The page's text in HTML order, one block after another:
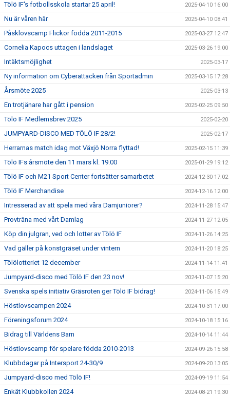
Tölö IF's fotbollsskola startar 25 april! 2025-04-10 16:00
Nu är våren här 2025-04-10 08:41
Påsklovscamp Flickor födda 2011-2015 2025-03-27 12:47
Cornelia Kapocs uttagen i landslaget 2025-03-26 19:00
Intäktsmöjlighet 2025-03-17
Ny information om Cyberattacken från Sportadmin 2025-03-15 17:28
Årsmöte 2025 2025-03-13
En trotjänare har gått i pension 2025-02-25 09:50
Tölö IF Medlemsbrev 2025 2025-02-20
JUMPYARD-DISCO MED TÖLÖ IF 28/2! 2025-02-17
Herrarnas match idag mot Växjö Norra flyttad! 2025-02-15 11:39
Tölö IFs årsmöte den 11 mars kl. 19.00 2025-01-29 19:12
Tölö IF och M21 Sport Center fortsätter samarbetet 2024-12-30 17:02
Tölö IF Merchandise 2024-12-16 12:00
Intresserad av att spela med våra Damjuniorer? 2024-11-28 15:47
Provträna med vårt Damlag 2024-11-27 12:05
Köp din julgran, ved och lotter av Tölö IF 2024-11-26 14:25
Vad gäller på konstgräset under vintern 2024-11-20 18:25
Tölölotteriet 12 december 2024-11-14 11:41
Jumpyard-disco med Tölö IF den 23 nov! 2024-11-07 15:20
Svenska spels initiativ Gräsroten ger Tölö IF bidrag! 2024-11-06 15:49
Höstlovscampen 2024 2024-10-31 17:00
Föreningsforum 2024 2024-10-18 15:16
Bidrag till Världens Barn 2024-10-14 11:44
Höstlovscamp för spelare födda 2010-2013 2024-09-26 15:58
Klubbdagar på Intersport 24-30/9 2024-09-20 13:05
Jumpyard-disco med Tölö IF! 2024-09-19 11:54
Enkät Klubbkollen 2024 2024-08-21 19:30